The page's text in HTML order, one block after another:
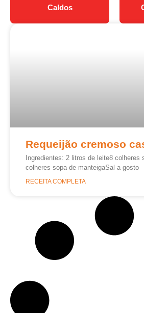
Caldos
Requeijão cremoso
Ingredientes: 2 litros de leite8 colheres
colheres sopa de manteigaSal a gosto
RECEITA COMPLETA